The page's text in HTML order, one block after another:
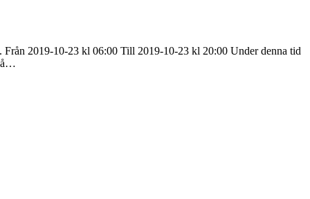
Från 2019-10-23 kl 06:00 Till 2019-10-23 kl 20:00 Under denna tid